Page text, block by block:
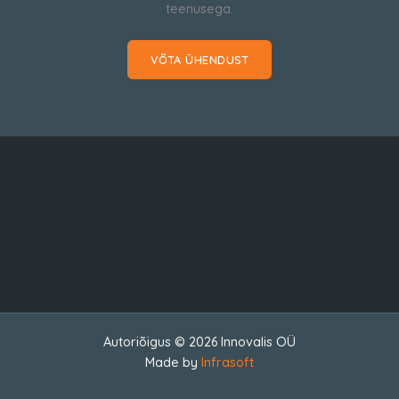
teenusega.
VÕTA ÜHENDUST
Autoriõigus © 2026 Innovalis OÜ
Made by Infrasoft